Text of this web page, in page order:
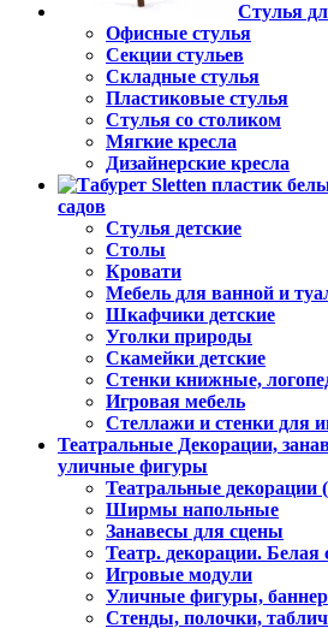
Стулья
Офисные стулья
Секции стульев
Складные стулья
Пластиковые стулья
Стулья со столиком
Мягкие кресла
Дизайнерские кресла
садов
Стулья детские
Столы
Кровати
Мебель для ванной и
Шкафчики детские
Уголки природы
Скамейки детские
Стенки книжные,
Игровая мебель
Стеллажи и стенки для
Театральные Декорации,
уличные фигуры
Театральные декорации
Ширмы напольные
Занавесы для сцены
Театр. декорации. Белая
Игровые модули
Уличные фигуры,
Стенды, полочки,